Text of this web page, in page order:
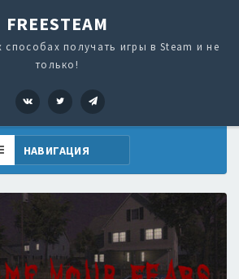
FREESTEAM
получать игры в Steam и не
только!
VK Twitter